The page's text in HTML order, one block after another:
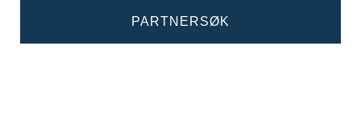
PARTNERSØK